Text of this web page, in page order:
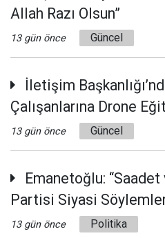
Allah Razı Olsun”
13 gün önce Güncel
İletişim
Çalışanlarına Drone
13 gün önce Güncel
Emanetoğlu:
Partisi Siyasi
13 gün önce Politika